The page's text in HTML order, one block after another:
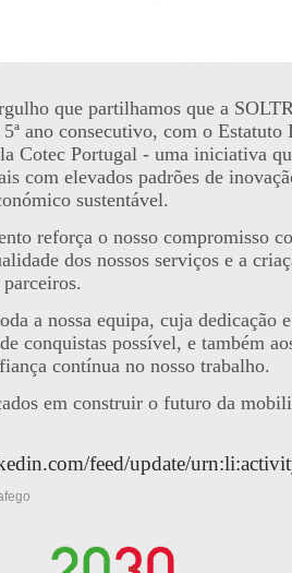
que partilhamos que a
ano consecutivo, com o
Cotec Portugal - uma iniciativa
com elevados padrões de
sustentável.
reforça o nosso compromisso
dos nossos serviços e a
a nossa equipa, cuja dedicação
conquistas possível, e também
contínua no nosso trabalho.
em construir o futuro da
feed/update/